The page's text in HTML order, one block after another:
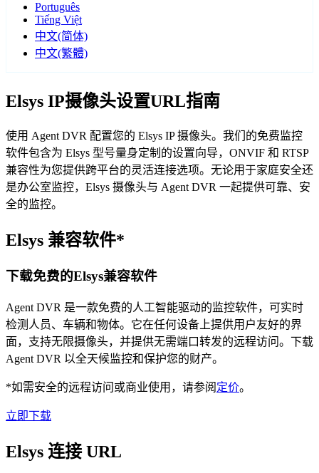
Português
Tiếng Việt
中文(简体)
中文(繁體)
Elsys IP摄像头设置URL指南
使用 Agent DVR 配置您的 Elsys IP 摄像头。我们的免费监控
软件包含为 Elsys 型号量身定制的设置向导，ONVIF 和 RTSP
兼容性为您提供跨平台的灵活连接选项。无论用于家庭安全还
是办公室监控，Elsys 摄像头与 Agent DVR 一起提供可靠、安
全的监控。
Elsys 兼容软件*
下载免费的Elsys兼容软件
Agent DVR 是一款免费的人工智能驱动的监控软件，可实时
检测人员、车辆和物体。它在任何设备上提供用户友好的界
面，支持无限摄像头，并提供无需端口转发的远程访问。下载
Agent DVR 以全天候监控和保护您的财产。
*如需安全的远程访问或商业使用，请参阅 定价。
立即下载
Elsys 连接 URL